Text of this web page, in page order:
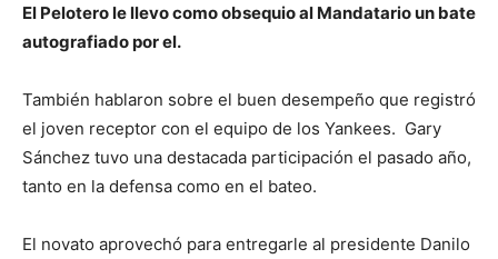
El Pelotero le llevo como obsequio al Mandatario un bate
autografiado por el.
También hablaron sobre el buen desempeño que registró
el joven receptor con el equipo de los Yankees. Gary
Sánchez tuvo una destacada participación el pasado año,
tanto en la defensa como en el bateo.
El novato aprovechó para entregarle al presidente Danilo